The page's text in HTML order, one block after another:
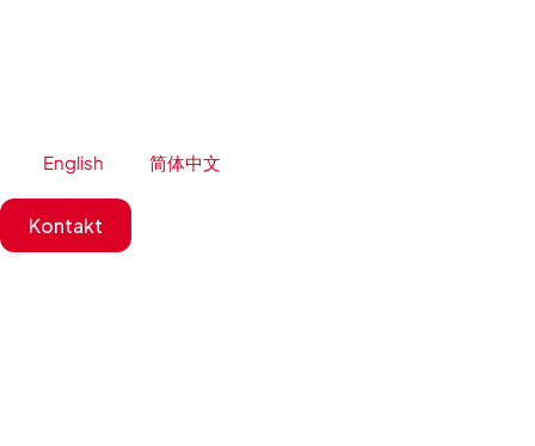
English 简体中文
Kontakt